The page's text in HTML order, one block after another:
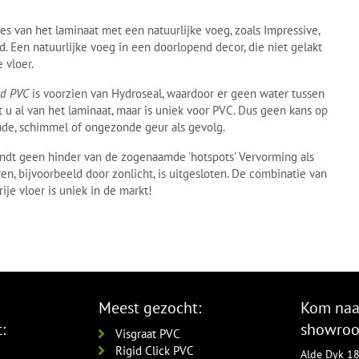
van het laminaat met een natuurlijke voeg, zoals Impressive,
Een natuurlijke voeg in een doorlopend decor, die niet gelakt
vloer.
PVCis voorzien van Hydroseal, waardoor er geen water tussen
al van het laminaat, maar is uniek voor PVC. Dus geen kans op
schimmel of ongezonde geur als gevolg.
geen hinder van de zogenaamde 'hotspots' Vervorming als
bijvoorbeeld door zonlicht, is uitgesloten. De combinatie van
vloer is uniek in de markt!
Meest gezocht:
Visgraat PVC
Rigid Click PVC
Kom
Alde Dyk